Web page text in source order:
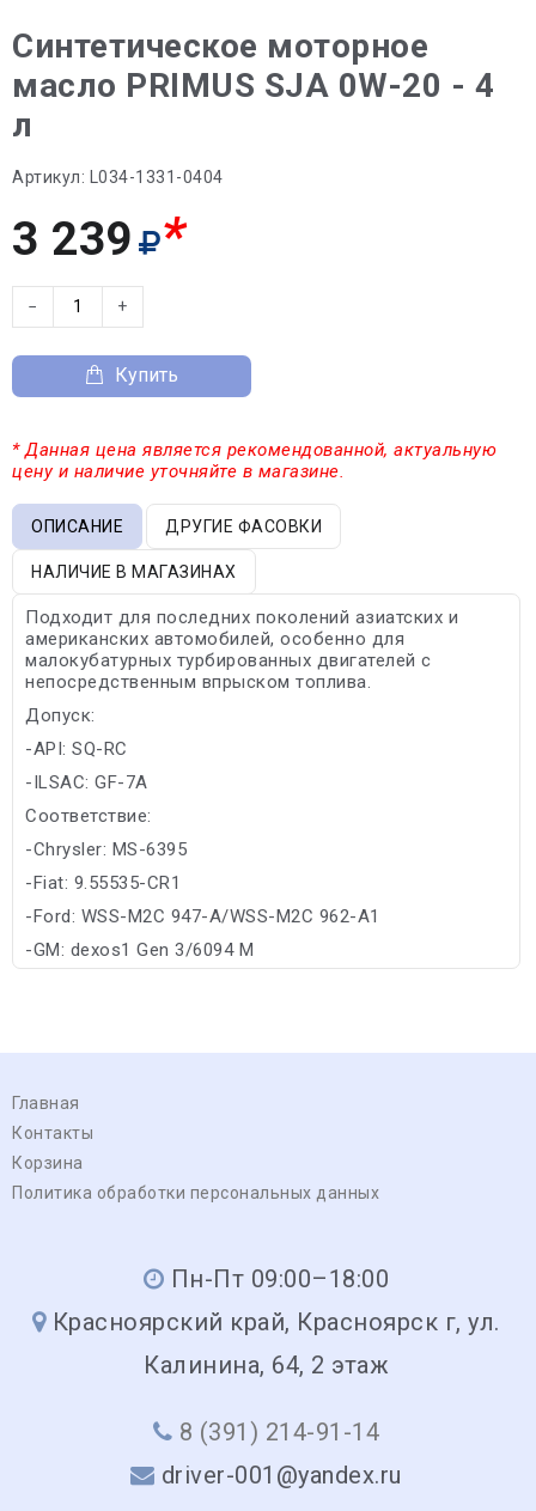
Синтетическое моторное
масло PRIMUS SJA 0W-20 - 4
л
Артикул: L034-1331-0404
3 239 *
− +
Купить
* Данная цена является рекомендованной, актуальную
цену и наличие уточняйте в магазине.
ОПИСАНИЕ ДРУГИЕ ФАСОВКИ
НАЛИЧИЕ В МАГАЗИНАХ
Подходит для последних поколений азиатских и
американских автомобилей, особенно для
малокубатурных турбированных двигателей с
непосредственным впрыском топлива.
Допуск:
-API: SQ-RC
-ILSAC: GF-7A
Соответствие:
-Chrysler: MS-6395
-Fiat: 9.55535-CR1
-Ford: WSS-M2C 947-A/WSS-M2C 962-A1
-GM: dexos1 Gen 3/6094 M
Главная
Контакты
Корзина
Политика обработки персональных данных
Пн-Пт 09:00–18:00
Красноярский край, Красноярск г, ул.
Калинина, 64, 2 этаж
8 (391) 214-91-14
driver-001@yandex.ru